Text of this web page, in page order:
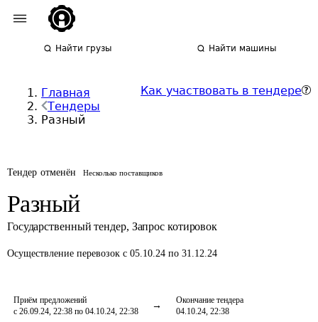
Найти грузы Найти машины
Главная
Тендеры
Разный
Как участвовать в тендере
Тендер отменён Несколько поставщиков
Разный
Государственный тендер, Запрос котировок
Осуществление перевозок с 05.10.24 по 31.12.24
Приём предложений
с 26.09.24, 22:38 по 04.10.24, 22:38
Окончание тендера
04.10.24, 22:38